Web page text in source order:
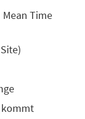
Time
kommt